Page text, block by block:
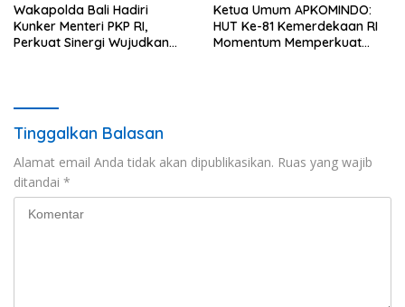
Wakapolda Bali Hadiri
Kunker Menteri PKP RI,
Perkuat Sinergi Wujudkan
Ketua Umum APKOMINDO:
HUT Ke-81 Kemerdekaan RI
Momentum Memperkuat
Tinggalkan Balasan
Alamat email Anda tidak akan dipublikasikan. Ruas yang wajib
ditandai *